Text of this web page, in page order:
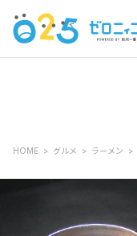
HOME グルメ ラーメン